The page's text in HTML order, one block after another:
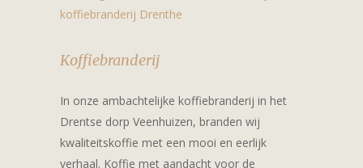
Koffiebranderij
In onze ambachtelijke koffiebranderij in het
Drentse dorp Veenhuizen, branden wij
kwaliteitskoffie met een mooi en eerlijk
verhaal. Koffie met aandacht voor de